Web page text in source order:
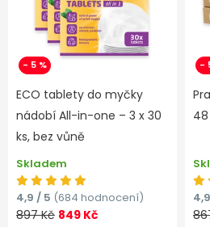
- 5 %
ECO tablety do myčky
nádobí All-in-one – 3 x 30
ks, bez vůně
Skladem
4,9 / 5 (684 hodnocení)
897 Kč 849 Kč
-